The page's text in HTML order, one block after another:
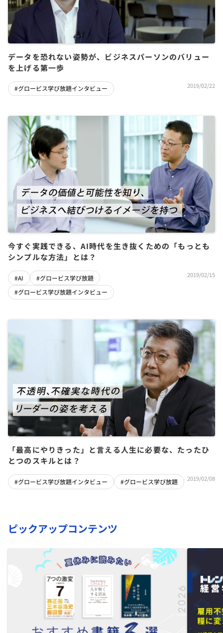
データを恐れない姿勢が、ビジネスパーソンのバリュー
を上げる第一歩
#グロービス学び放題インタビュー 2019/02/22
今すぐ実践できる、AI時代を生き抜くための「もっとも
シンプルな方法」とは？
#AI
#グロービス学び放題
#グロービス学び放題インタビュー
2019/02/15
「最高にやりきった」と言える人生に必要な、たったひ
とつのスキルとは？
#グロービス学び放題インタビュー #グロービス学び放題 2019/02/08
ピックアップコンテンツ